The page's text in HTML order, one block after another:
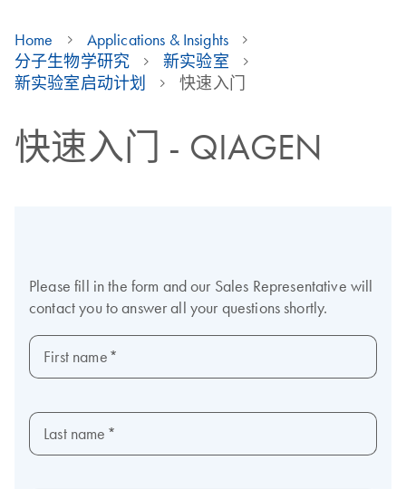
Home
Applications & Insights
分子生物学研究
新实验室
新实验室启动计划
快速入门
快速入门 - QIAGEN